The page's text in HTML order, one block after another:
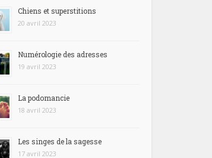
Chiens et superstitions
20 avril 2023
Numérologie des adresses
19 avril 2023
La podomancie
18 avril 2023
Les singes de la sagesse
17 avril 2023